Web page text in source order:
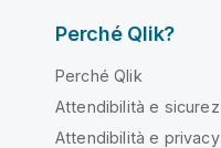
Perché Qlik?
Perché Qlik
Attendibilità e
Attendibilità e privacy